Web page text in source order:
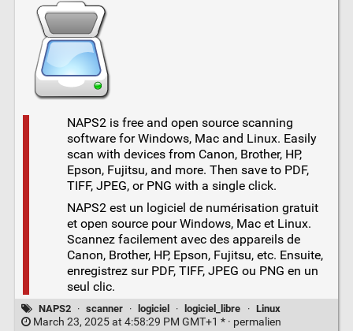
NAPS2 is free and open source scanning
software for Windows, Mac and Linux. Easily
scan with devices from Canon, Brother, HP,
Epson, Fujitsu, and more. Then save to PDF,
TIFF, JPEG, or PNG with a single click.
NAPS2 est un logiciel de numérisation gratuit
et open source pour Windows, Mac et Linux.
Scannez facilement avec des appareils de
Canon, Brother, HP, Epson, Fujitsu, etc. Ensuite,
enregistrez sur PDF, TIFF, JPEG ou PNG en un
seul clic.
NAPS2 · scanner · logiciel · logiciel_libre · Linux
March 23, 2025 at 4:58:29 PM GMT+1 * · permalien